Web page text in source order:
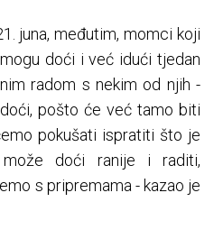
juna, međutim, momci koji
doći i već idući tjedan
radom s nekim od njih -
pošto će već tamo biti
pokušati ispratiti što je
doći ranije i raditi,
s pripremama - kazao je